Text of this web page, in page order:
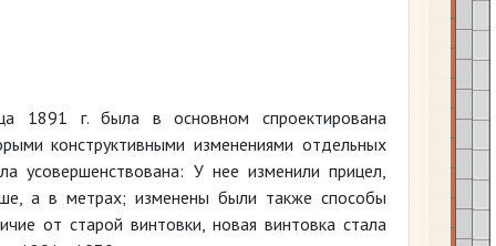
1891 г. была в основном спроектирована
конструктивными изменениями отдельных
усовершенствована: У нее изменили прицел,
а в метрах; изменены были также способы
от старой винтовки, новая винтовка стала